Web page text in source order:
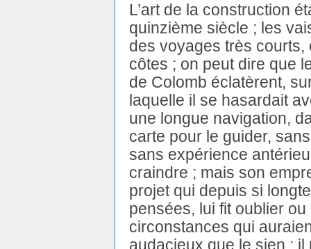
L’art de la construction
quinzième siècle ; les
des voyages très courts,
côtes ; on peut dire que
de Colomb éclatèrent,
laquelle il se hasardait
une longue navigation,
carte pour le guider,
sans expérience
craindre ; mais son
projet qui depuis si
pensées, lui fit oublier
circonstances qui
audacieux que le sien :